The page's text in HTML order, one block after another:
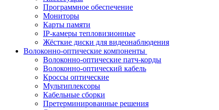
Программное обеспечение
Мониторы
Карты памяти
IP-камеры тепловизионные
Жёсткие диски для видеонаблюдения
Волоконно-оптические компоненты
Волоконно-оптические патч-корды
Волоконно-оптический кабель
Кроссы оптические
Мультиплексоры
Кабельные сборки
Претерминированные решения